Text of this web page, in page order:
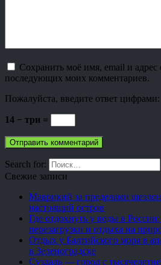
Сохранить моё имя, email и адрес
последующих моих комментариев.
Пожалуйста, введите ответ цифрами:
14 − три =
Search for:
Свежие записи
Маврикий за пределами
настоящий остров
Где отдохнуть у воды в
перезагрузки и отдыха на
Отдых у Балтийского моря в
в Зеленоградске
Суздаль — город с